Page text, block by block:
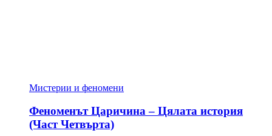
Мистерии и феномени
Феноменът Царичина – Цялата история
(Част Четвърта)